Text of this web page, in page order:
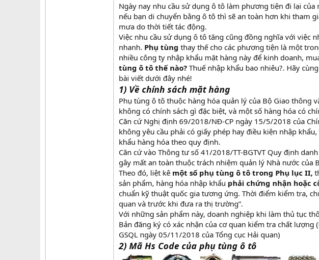
Ngày nay nhu cầu sử dụng ô tô làm phương tiện đi lại
nếu bạn di chuyển bằng ô tô thì sẽ an toàn hơn khi tham
mưa do thời tiết tác động.
Việc nhu cầu sử dụng ô tô tăng cũng đồng nghĩa với việc
nhanh. Phụ tùng thay thế cho các phương tiện là một
nhiều công ty nhập khẩu mặt hàng này để kinh doanh,
tùng ô tô thế nào? Thuế nhập khẩu bao nhiêu?. Hãy cùng
bài viết dưới đây nhé!
1) Về chính sách mặt hàng
Phụ tùng ô tô thuộc hàng hóa quản lý của Bộ Giao thông
không có chính sách gì đặc biệt, và một số hàng hóa có
Căn cứ Nghị định 69/2018/NĐ-CP ngày 15/5/2018 của
không yêu cầu phải có giấy phép hay điều kiện nhập
khẩu hàng hóa theo quy định.
Căn cứ vào Thông tư số 41/2018/TT-BGTVT Quy định
gây mất an toàn thuộc trách nhiệm quản lý Nhà nước của
Theo đó, liệt kê một số phụ tùng ô tô trong Phụ lục II,
sản phẩm, hàng hóa nhập khẩu phải chứng nhận hoặc
chuẩn kỹ thuật quốc gia tương ứng. Thời điểm kiểm tra,
quan và trước khi đưa ra thị trường”.
Với những sản phẩm này, doanh nghiệp khi làm thủ tục
Bản đăng ký có xác nhận của cơ quan kiểm tra chất
GSQL ngày 05/11/2018 của Tổng cục Hải quan)
2) Mã Hs Code của phụ tùng ô tô